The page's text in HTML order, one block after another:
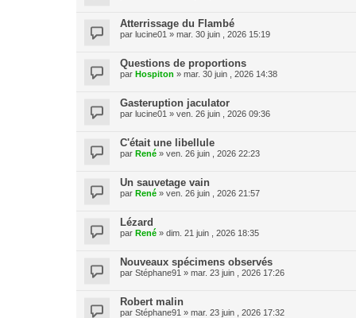
Atterrissage du Flambé
par lucine01 » mar. 30 juin , 2026 15:19
Questions de proportions
par Hospiton » mar. 30 juin , 2026 14:38
Gasteruption jaculator
par lucine01 » ven. 26 juin , 2026 09:36
C'était une libellule
par René » ven. 26 juin , 2026 22:23
Un sauvetage vain
par René » ven. 26 juin , 2026 21:57
Lézard
par René » dim. 21 juin , 2026 18:35
Nouveaux spécimens observés
par Stéphane91 » mar. 23 juin , 2026 17:26
Robert malin
par Stéphane91 » mar. 23 juin , 2026 17:32